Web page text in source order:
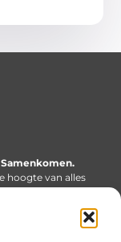
hoogte van alles